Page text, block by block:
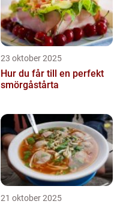
23 oktober 2025
Hur du får till en perfekt
smörgåstårta
21 oktober 2025